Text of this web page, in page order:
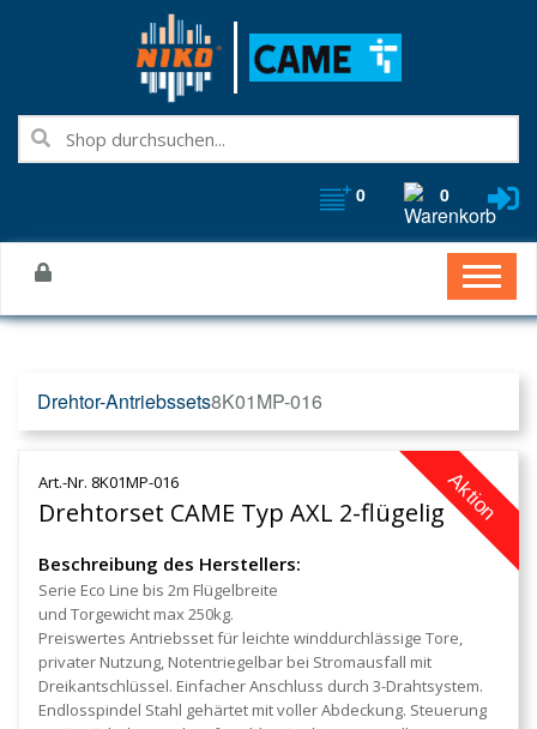
0 0
Drehtor-Antriebssets8K01MP-016
Aktion
Art.-Nr. 8K01MP-016
Drehtorset CAME Typ AXL 2-flügelig
Beschreibung des Herstellers:
Serie Eco Line bis 2m Flügelbreite
und Torgewicht max 250kg.
Preiswertes Antriebsset für leichte winddurchlässige Tore,
privater Nutzung, Notentriegelbar bei Stromausfall mit
Dreikantschlüssel. Einfacher Anschluss durch 3-Drahtsystem.
Endlosspindel Stahl gehärtet mit voller Abdeckung. Steuerung